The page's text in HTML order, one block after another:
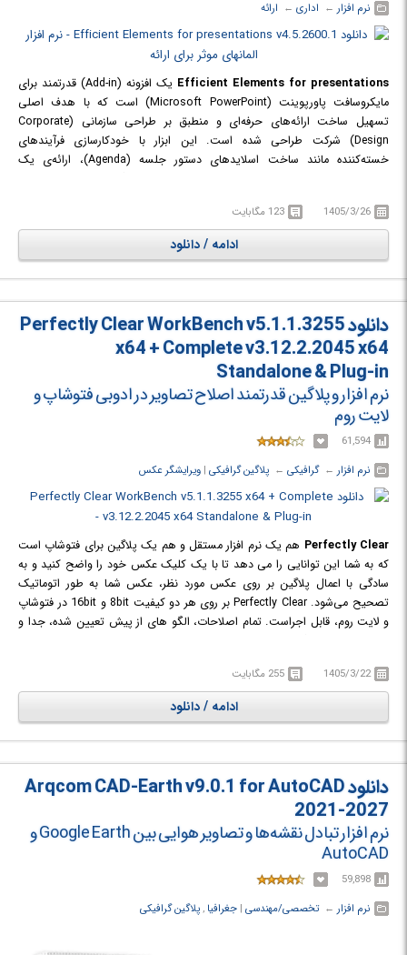
نرم افزار ← ‏ اداری ← ‏ ارائه
Efficient Elements for presentations
یک افزونه (Add-in) قدرتمند برای
مایکروسافت پاورپوینت (Microsoft PowerPoint) است که با هدف اصلی
تسهیل ساخت ارائه‌های حرفه‌ای و منطبق بر طراحی سازمانی (Corporate
Design) شرکت طراحی شده است. این ابزار با خودکارسازی فرآیندهای
خسته‌کننده مانند ساخت اسلایدهای دستور جلسه (Agenda)، ارائه‌ی یک
مانند نقشه‌های قابل ویرایش و نمودارهای تعاملی، سطح جدیدی از حرفه‌ای‌گری
را به پاورپوینت اضافه می‌کند.
1405/3/26 123 مگابایت
ادامه / دانلود
دانلود Perfectly Clear WorkBench v5.1.1.3255
x64 + Complete v3.12.2.2045 x64
Standalone & Plug-in
نرم افزار و پلاگین قدرتمند اصلاح تصاویر در ادوبی فتوشاپ و
لایت روم
61,594
نرم افزار ← ‏گرافیکی ← ‏ پلاگین گرافیکی ‏| ویرایشگر عکس
Perfectly Clear هم یک نرم افزار مستقل و هم یک پلاگین برای فتوشاپ است
که به شما این توانایی را می دهد تا با یک کلیک عکس خود را واضح کنید و به
سادگی با اعمال پلاگین بر روی عکس مورد نظر، عکس شما به طور اتوماتیک
تصحیح می‌شود. Perfectly Clear بر روی هر دو کیفیت 8bit و 16bit در فتوشاپ
و لایت روم، قابل اجراست. تمام اصلاحات، الگو های از پیش تعیین شده، جدا و
1405/3/22 255 مگابایت
ادامه / دانلود
دانلود Arqcom CAD-Earth v9.0.1 for AutoCAD
2021-2027
نرم افزار تبادل نقشه‌ها و تصاویر هوایی بین Google Earth و
AutoCAD
59,898
نرم افزار ← ‏تخصصی/مهندسی ‏| جغرافیا ,پلاگین گرافیکی